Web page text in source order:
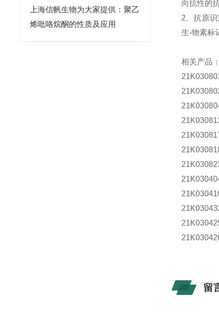
上海信帆生物为大家提供：聚乙
烯吡咯烷酮的性质及应用
向抗性的
2 、抗原
生-物素标
相关产品
留